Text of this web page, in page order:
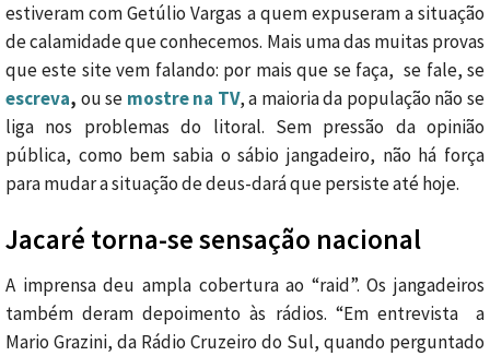
estiveram com Getúlio Vargas a quem expuseram a situação
de calamidade que conhecemos. Mais uma das muitas provas
que este site vem falando: por mais que se faça, se fale, se
escreva, ou se mostre na TV, a maioria da população não se
liga nos problemas do litoral. Sem pressão da opinião
pública, como bem sabia o sábio jangadeiro, não há força
para mudar a situação de deus-dará que persiste até hoje.
Jacaré torna-se sensação nacional
A imprensa deu ampla cobertura ao “raid”. Os jangadeiros
também deram depoimento às rádios. “Em entrevista a
Mario Grazini, da Rádio Cruzeiro do Sul, quando perguntado